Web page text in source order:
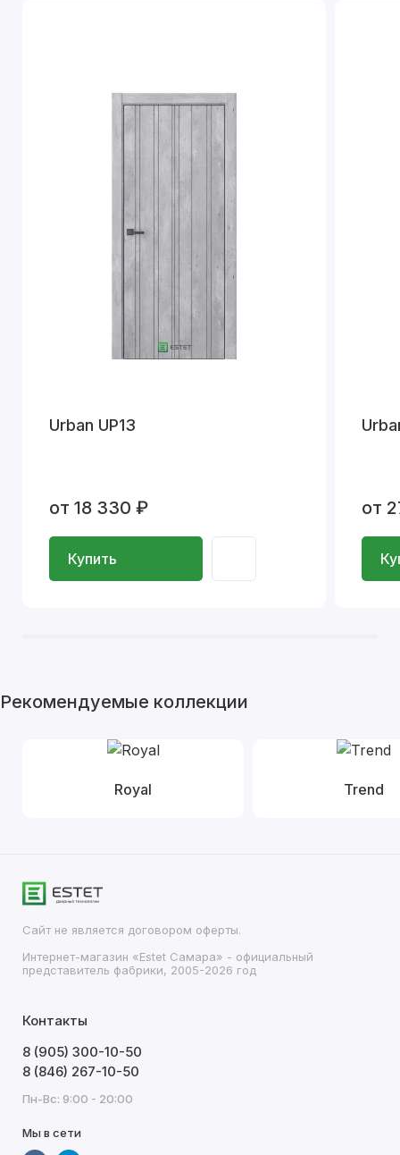
Urban UP13
от 18 330 ₽
Купить
от
Рекомендуемые коллекции
Royal Trend
Сайт не является договором оферты.
Интернет-магазин «Estet Самара» - официальный
представитель фабрики, 2005-2026 год
Контакты
8 (905) 300-10-50
8 (846) 267-10-50
Пн-Вс: 9:00 - 20:00
Мы в сети